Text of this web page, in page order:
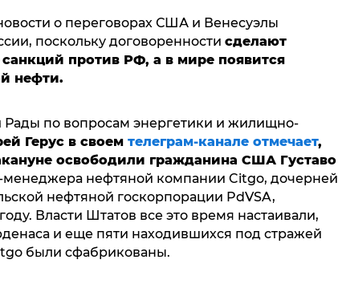
о переговорах США и Венесуэлы
поскольку договоренности сделают
против РФ, а в мире появится
нефти.
Рады по вопросам энергетики и жилищно-
Герус в своем телеграм-канале отмечает,
освободили гражданина США Густаво
менеджера нефтяной компании Citgo, дочерней
нефтяной госкорпорации PdVSA,
Власти Штатов все это время настаивали,
и еще пяти находившихся под стражей
были сфабрикованы.